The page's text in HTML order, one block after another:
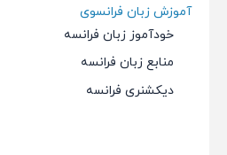
آموزش زبان فرانسوی
خودآموز زبان فرانسه
منابع زبان فرانسه
دیکشنری فرانسه